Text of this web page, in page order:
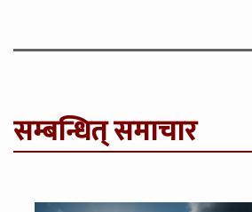
सम्बन्धित् समाचार